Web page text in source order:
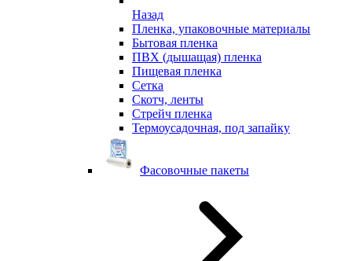
Назад
Пленка, упаковочные материалы
Бытовая пленка
ПВХ (дышащая) пленка
Пищевая пленка
Сетка
Скотч, ленты
Стрейч пленка
Термоусадочная, под запайку
Фасовочные пакеты